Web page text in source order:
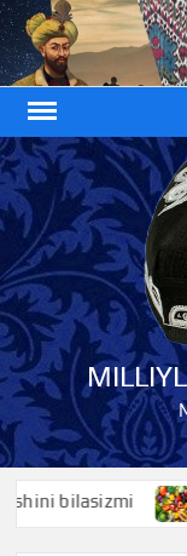
Skip
to
content
bilasizmi